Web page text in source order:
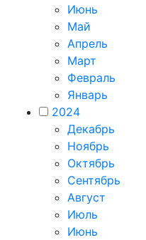
Июнь
Май
Апрель
Март
Февраль
Январь
2024
Декабрь
Ноябрь
Октябрь
Сентябрь
Август
Июль
Июнь